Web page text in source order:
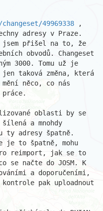
49969338 ,
adresy v Praze.
jsem přišel na to, že
obvodů. Changeset
3000. Tomu už je
jen taková změna, která
něco, co nás
oblasti by se
a mnohdy
ty adresy špatně.
je to špatně, mohu
reimport, jak se to
se načte do JOSM. K
a doporučeními,
pak uploadnout